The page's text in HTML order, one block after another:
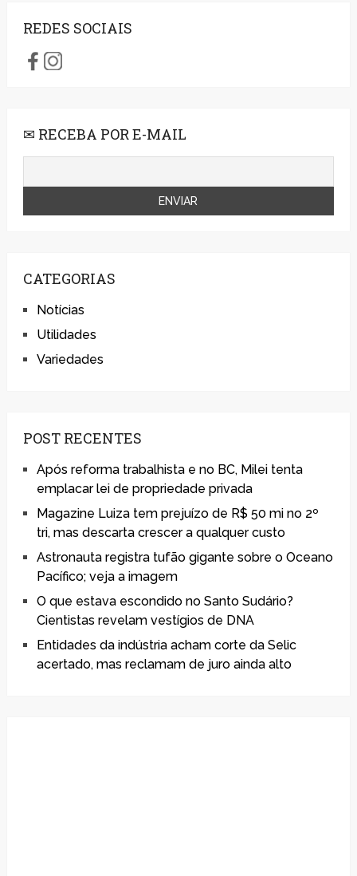
REDES SOCIAIS
✉ RECEBA POR E-MAIL
CATEGORIAS
Notícias
Utilidades
Variedades
POST RECENTES
Após reforma trabalhista e no BC, Milei tenta
emplacar lei de propriedade privada
Magazine Luiza tem prejuízo de R$ 50 mi no 2º
tri, mas descarta crescer a qualquer custo
Astronauta registra tufão gigante sobre o Oceano
Pacífico; veja a imagem
O que estava escondido no Santo Sudário?
Cientistas revelam vestígios de DNA
Entidades da indústria acham corte da Selic
acertado, mas reclamam de juro ainda alto